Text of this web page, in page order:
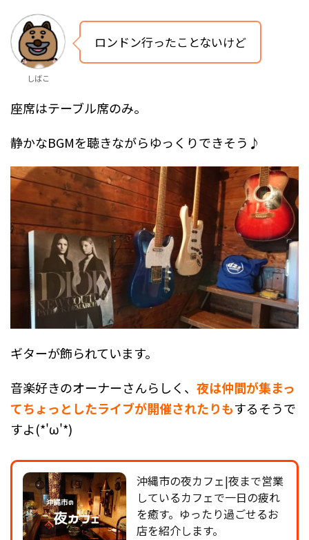
しばこ
ロンドン行ったことないけど
座席はテーブル席のみ。
静かなBGMを聴きながらゆっくりできそう♪
ギターが飾られています。
音楽好きのオーナーさんらしく、 夜は仲間が集まっ
てちょっとしたライブが開催されたりもするそうで
すよ(*'ω'*)
沖縄市の夜カフェ|夜まで営業
しているカフェで一日の疲れ
を癒す。ゆったり過ごせるお
店を紹介します。